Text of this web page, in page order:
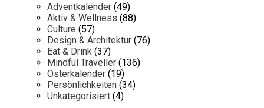
Adventkalender (49)
Aktiv & Wellness (88)
Culture (57)
Design & Architektur (76)
Eat & Drink (37)
Mindful Traveller (136)
Osterkalender (19)
Persönlichkeiten (34)
Unkategorisiert (4)